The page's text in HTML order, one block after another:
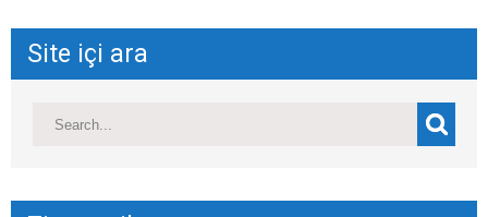
Site içi ara